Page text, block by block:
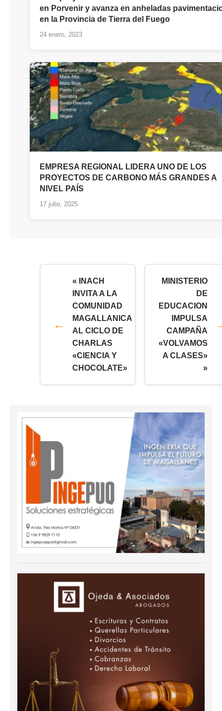
en Porvenir y avanza en anheladas
en la Provincia de Tierra del Fuego
24 enero, 2023
EMPRESA REGIONAL LIDERA UNO DE LOS
PROYECTOS DE CARBONO MÁS GRANDES A
NIVEL PAÍS
17 julio, 2025
« INACH
INVITA A LA
COMUNIDAD
MAGALLANICA
AL CICLO DE
CHARLAS
«CIENCIA Y
CHOCOLATE»
MINISTERIO
DE
EDUCACION
IMPULSA
CAMPAÑA
«VOLVAMOS
A CLASES»
»